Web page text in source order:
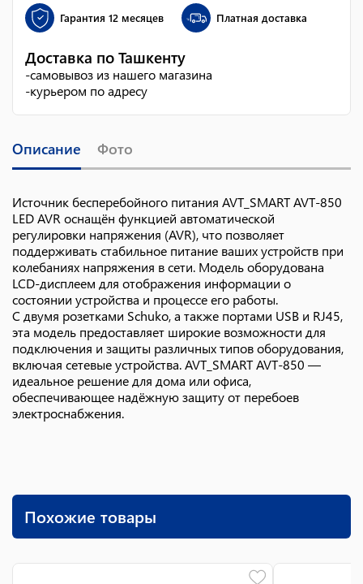
Гарантия 12 месяцев Платная доставка
Доставка по Ташкенту
-самовывоз из нашего магазина
-курьером по адресу
Описание Фото
Источник бесперебойного питания AVT_SMART AVT-850
LED AVR оснащён функцией автоматической
регулировки напряжения (AVR), что позволяет
поддерживать стабильное питание ваших устройств при
колебаниях напряжения в сети. Модель оборудована
LCD-дисплеем для отображения информации о
состоянии устройства и процессе его работы.
С двумя розетками Schuko, а также портами USB и RJ45,
эта модель предоставляет широкие возможности для
подключения и защиты различных типов оборудования,
включая сетевые устройства. AVT_SMART AVT-850 —
идеальное решение для дома или офиса,
обеспечивающее надёжную защиту от перебоев
электроснабжения.
Похожие товары